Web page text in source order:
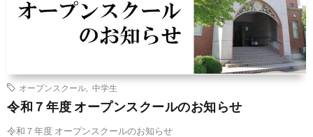
オープンスクール 中学生
令和７年度 オープンスクールのお知らせ
令和７年度 オープンスクールのお知らせ